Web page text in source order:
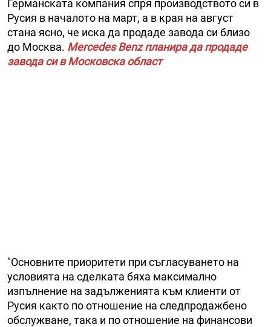
Германската компания спря производството си в
Русия в началото на март, a в края на август
стана ясно, че иска да продаде завода си близо
до Москва. Mercedes Benz планира да продаде
завода си в Московска област
"Основните приоритети при съгласуването на
условията на сделката бяха максимално
изпълнение на задълженията към клиенти от
Русия както по отношение на следпродажбено
обслужване, така и по отношение на финансови